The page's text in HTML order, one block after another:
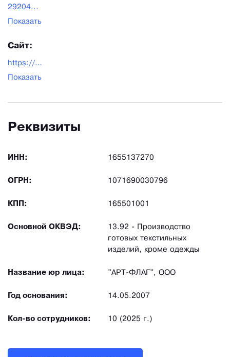
29204...
Показать
Сайт:
https://art-flag.ru/
Показать
Реквизиты
ИНН: 1655137270
ОГРН: 1071690030796
КПП: 165501001
Основной ОКВЭД:
13.92 - Производство
готовых текстильных
изделий, кроме одежды
Название юр лица: "АРТ-ФЛАГ", ООО
Год основания: 14.05.2007
Кол-во сотрудников: 10 (2025 г.)